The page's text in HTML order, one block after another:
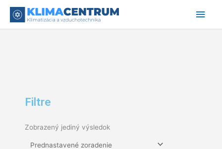
Filtre
Zobrazený jediný výsledok